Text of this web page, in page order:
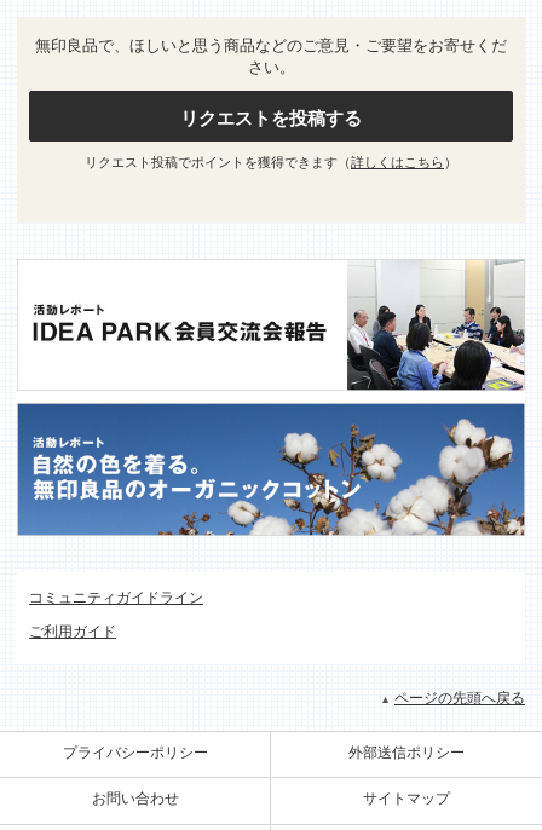
無印良品で、ほしいと思う商品などのご意見・ご要望をお寄せくだ
さい。
リクエストを投稿する
リクエスト投稿でポイントを獲得できます（詳しくはこちら ）
コミュニティガイドライン
ご利用ガイド
ページの先頭へ戻る
プライバシーポリシー 外部送信ポリシー
お問い合わせ サイトマップ